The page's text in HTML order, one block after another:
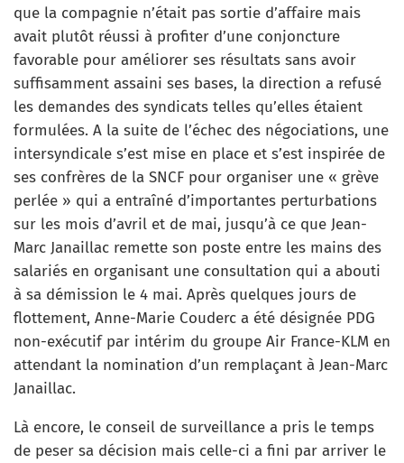
que la compagnie n’était pas sortie d’affaire mais
avait plutôt réussi à profiter d’une conjoncture
favorable pour améliorer ses résultats sans avoir
suffisamment assaini ses bases, la direction a refusé
les demandes des syndicats telles qu’elles étaient
formulées. A la suite de l’échec des négociations, une
intersyndicale s’est mise en place et s’est inspirée de
ses confrères de la SNCF pour organiser une « grève
perlée » qui a entraîné d’importantes perturbations
sur les mois d’avril et de mai, jusqu’à ce que Jean-
Marc Janaillac remette son poste entre les mains des
salariés en organisant une consultation qui a abouti
à sa démission le 4 mai. Après quelques jours de
flottement, Anne-Marie Couderc a été désignée PDG
non-exécutif par intérim du groupe Air France-KLM en
attendant la nomination d’un remplaçant à Jean-Marc
Janaillac.
Là encore, le conseil de surveillance a pris le temps
de peser sa décision mais celle-ci a fini par arriver le